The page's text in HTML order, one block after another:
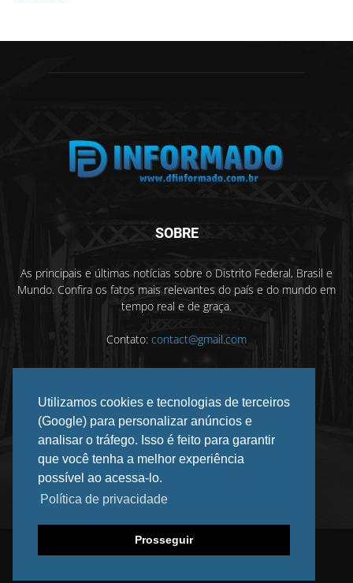
Utilizamos cookies e tecnologias de terceiros
(Google) para personalizar anúncios e
analisar o tráfego. Isso é feito para garantir
que você tenha a melhor experiência
possível ao acessa-lo.
Política de privacidade
Prosseguir
SOBRE
As principais e últimas notícias sobre o Distrito Federal, Brasil e
Mundo. Confira os fatos mais relevantes do país e do mundo em
tempo real e de graça.
Contato: contact@gmail.com
SIGA-NOS
2026 DF INFORMADO. Todos os direitos reservados.